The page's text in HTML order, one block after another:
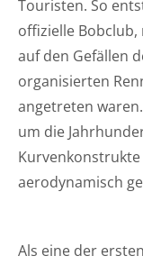
Touristen. So
offizielle
auf den Gefällen
organisierten
angetreten
um die
aerodynamisch
Als eine der